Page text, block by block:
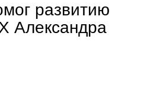
развитию
Александра